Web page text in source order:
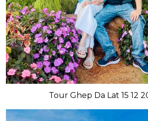
Tour Ghep Da Lat 15 12